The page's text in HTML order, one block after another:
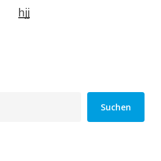
hjj
Suchen